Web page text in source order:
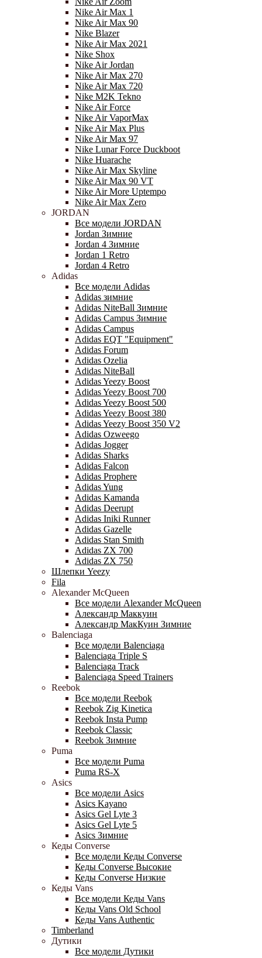
Nike Air Max 1
Nike Air Max 90
Nike Blazer
Nike Air Max 2021
Nike Shox
Nike Air Jordan
Nike Air Max 270
Nike Air Max 720
Nike M2K Tekno
Nike Air Force
Nike Air VaporMax
Nike Air Max Plus
Nike Air Max 97
Nike Lunar Force Duckboot
Nike Huarache
Nike Air Max Skyline
Nike Air Max 90 VT
Nike Air More Uptempo
Nike Air Max Zero
JORDAN
Все модели JORDAN
Jordan Зимние
Jordan 4 Зимние
Jordan 1 Retro
Jordan 4 Retro
Adidas
Все модели Adidas
Adidas зимние
Adidas NiteBall Зимние
Adidas Campus Зимние
Adidas Campus
Adidas EQT "Equipment"
Adidas Forum
Adidas Ozelia
Adidas NiteBall
Adidas Yeezy Boost
Adidas Yeezy Boost 700
Adidas Yeezy Boost 500
Adidas Yeezy Boost 380
Adidas Yeezy Boost 350 V2
Adidas Ozweego
Adidas Jogger
Adidas Sharks
Adidas Falcon
Adidas Prophere
Adidas Yung
Adidas Kamanda
Adidas Deerupt
Adidas Iniki Runner
Adidas Gazelle
Adidas Stan Smith
Adidas ZX 700
Adidas ZX 750
Шлепки Yeezy
Fila
Alexander McQueen
Все модели Alexander McQueen
Александр Маккуин
Александр МакКуин Зимние
Balenciaga
Все модели Balenciaga
Balenciaga Triple S
Balenciaga Track
Balenciaga Speed Trainers
Reebok
Все модели Reebok
Reebok Zig Kinetica
Reebok Insta Pump
Reebok Classic
Reebok Зимние
Puma
Все модели Puma
Puma RS-X
Asics
Все модели Asics
Asics Kayano
Asics Gel Lyte 3
Asics Gel Lyte 5
Asics Зимние
Кеды Converse
Все модели Кеды Converse
Кеды Converse Высокие
Кеды Converse Низкие
Кеды Vans
Все модели Кеды Vans
Кеды Vans Old School
Кеды Vans Authentic
Timberland
Дутики
Все модели Дутики